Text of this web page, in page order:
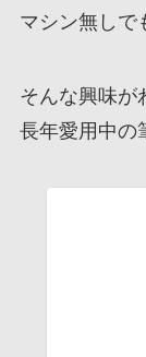
マシン無しで
そんな興味が
長年愛用中の